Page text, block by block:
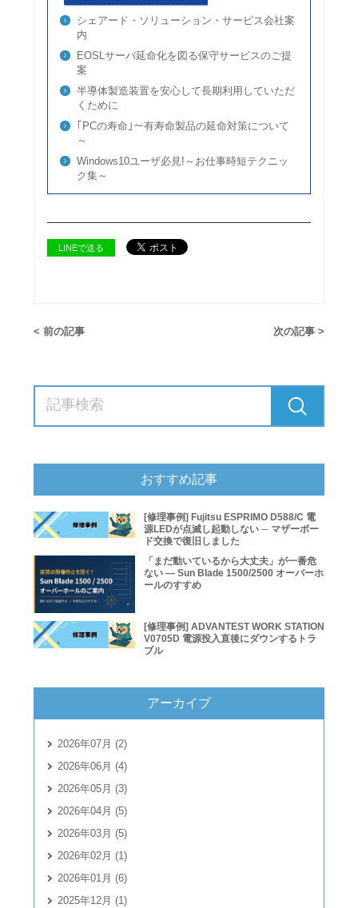
シェアード・ソリューション・サービス会社案
内
EOSLサーバ延命化を図る保守サービスのご提
案
半導体製造装置を安心して長期利用していただ
くために
｢PCの寿命｣～有寿命製品の延命対策について
～
Windows10ユーザ必見!～お仕事時短テクニッ
ク集～
LINEで送る
< 前の記事 次の記事 >
おすすめ記事
[修理事例] Fujitsu ESPRIMO D588/C 電
源LEDが点滅し起動しない ─ マザーボー
ド交換で復旧しました
「まだ動いているから大丈夫」が一番危
ない ― Sun Blade 1500/2500 オーバーホ
ールのすすめ
[修理事例] ADVANTEST WORK STATION
V0705D 電源投入直後にダウンするトラ
ブル
アーカイブ
2026年07月 (2)
2026年06月 (4)
2026年05月 (3)
2026年04月 (5)
2026年03月 (5)
2026年02月 (1)
2026年01月 (6)
2025年12月 (1)